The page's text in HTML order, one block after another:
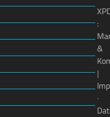
:
&
|
·